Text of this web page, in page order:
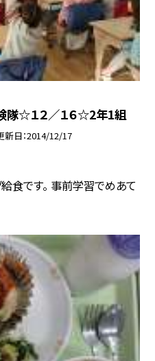
隊☆１２／１６☆2年1組
新日 2014/12/17
食です。 事前学習でめあて